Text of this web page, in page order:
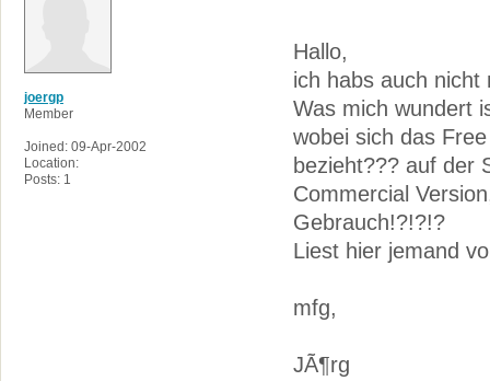
joergp
Member
Joined: 09-Apr-2002
Location:
Posts: 1
Hallo,
ich habs auch
Was mich wundert
wobei sich das
bezieht??? auf der
Commercial
Gebrauch!?!?!?
Liest hier jemand
mfg,
JÃ¶rg